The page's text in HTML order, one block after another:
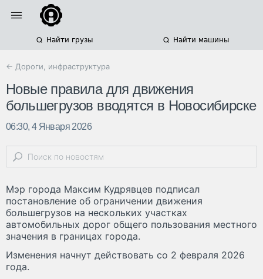
Найти грузы Найти машины
← Дороги, инфраструктура
Новые правила для движения
большегрузов вводятся в Новосибирске
06:30, 4 Января 2026
Мэр города Максим Кудрявцев подписал
постановление об ограничении движения
большегрузов на нескольких участках
автомобильных дорог общего пользования местного
значения в границах города.
Изменения начнут действовать со 2 февраля 2026
года.